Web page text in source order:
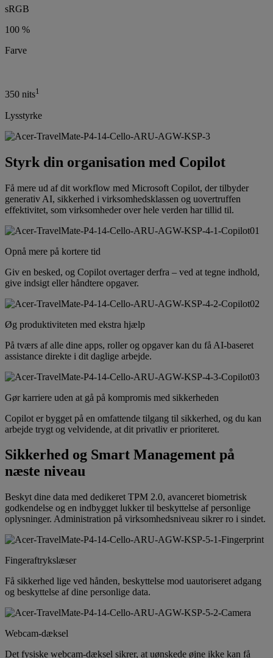
sRGB
100 %
Farve
350 nits1
Lysstyrke
Styrk din organisation med Copilot
Få mere ud af dit workflow med Microsoft Copilot, der tilbyder
generativ AI, sikkerhed i virksomhedsklassen og uovertruffen
effektivitet, som virksomheder over hele verden har tillid til.
Opnå mere på kortere tid
Giv en besked, og Copilot overtager derfra – ved at tegne indhold,
give indsigt eller håndtere opgaver.
Øg produktiviteten med ekstra hjælp
På tværs af alle dine apps, roller og opgaver kan du få AI-baseret
assistance direkte i dit daglige arbejde.
Gør karriere uden at gå på kompromis med sikkerheden
Copilot er bygget på en omfattende tilgang til sikkerhed, og du kan
arbejde trygt og velvidende, at dit privatliv er prioriteret.
Sikkerhed og Smart Management på
næste niveau
Beskyt dine data med dedikeret TPM 2.0, avanceret biometrisk
godkendelse og en indbygget lukker til beskyttelse af personlige
oplysninger. Administration på virksomhedsniveau sikrer ro i sindet.
Fingeraftrykslæser
Få sikkerhed lige ved hånden, beskyttelse mod uautoriseret adgang
og beskyttelse af dine personlige data.
Webcam-dæksel
Det fysiske webcam-dæksel sikrer, at uønskede øjne ikke kan få